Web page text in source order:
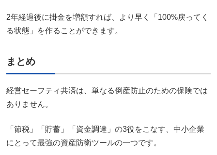
2年経過後に掛金を増額すれば、より早く「100%戻ってく
る状態」を作ることができます。
まとめ
経営セーフティ共済は、単なる倒産防止のための保険では
ありません。
「節税」「貯蓄」「資金調達」の3役をこなす、中小企業
にとって最強の資産防衛ツールの一つです。